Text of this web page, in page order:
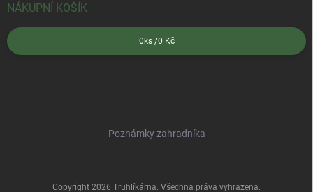
NÁKUPNÍ KOŠÍK
0ks /0 Kč
Poznámky zahradníka
Copyright 2026 Truhlíkárna . Všechna práva vyhrazena.